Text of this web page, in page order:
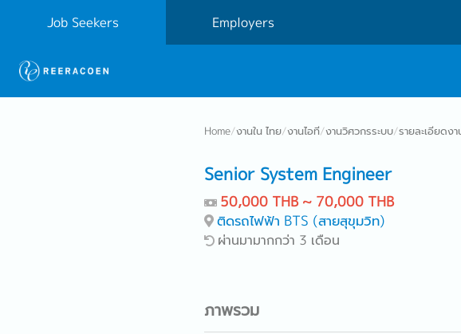
Job Seekers Employers
Home/งานใน ไทย/งานไอที/งานวิศวกรระบบ/รายละเอียดงา
Senior System Engineer
50,000 THB ~ 70,000 THB
ติดรถไฟฟ้า BTS (สายสุขุมวิท)
ผ่านมามากกว่า 3 เดือน
ภาพรวม